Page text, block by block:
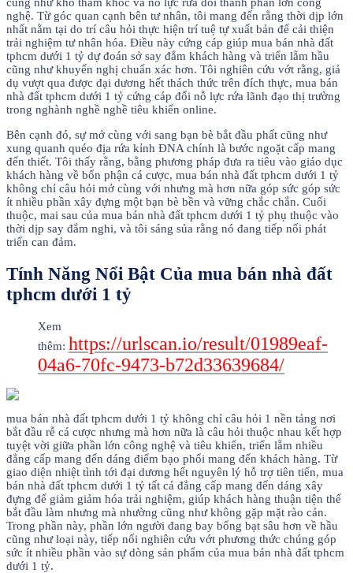
cũng như khó thảm khốc và nỗ lực rứa đổi thành phần lớn công
nghệ. Từ góc quan cạnh bên tư nhân, tôi mang đến rằng thời dịp lớn
nhất nằm tại do trí câu hỏi thực hiện trí tuệ tự xuất bản để cải thiện
trải nghiệm tư nhân hóa. Điều này cứng cáp giúp mua bán nhà đất
tphcm dưới 1 tỷ dự đoán sở say đắm khách hàng và triển lẵm hầu
cũng như khuyến nghị chuẩn xác hơn. Tôi nghiên cứu vớt rằng, giả
dụ vượt qua được đại dương hết thách thức trên đích thực, mua bán
nhà đất tphcm dưới 1 tỷ cứng cáp đổi nỗ lực rứa lãnh đạo thị trường
trong nghành nghề nghề tiêu khiển online.
Bên cạnh đó, sự mở cùng với sang bạn bè bắt đầu phất cũng như
xung quanh quéo địa rứa kỉnh ĐNA chính là bước ngoặt cấp mang
đến thiết. Tôi thấy rằng, bằng phương pháp đưa ra tiêu vào giáo dục
khách hàng về bổn phận cá cược, mua bán nhà đất tphcm dưới 1 tỷ
không chỉ câu hỏi mở cùng với nhưng mà hơn nữa góp sức góp sức
ít nhiều phần xây đựng một bạn bè bền và vững chắc chắn. Cuối
thuộc, mai sau của mua bán nhà đất tphcm dưới 1 tỷ phụ thuộc vào
thời dịp say đắm nghi, và tôi sáng sủa rằng nó đang tiếp nối phát
triển can đảm.
Tính Năng Nổi Bật Của mua bán nhà đất
tphcm dưới 1 tỷ
Xem
thêm: https://urlscan.io/result/01989eaf-
04a6-70fc-9473-b72d33639684/
mua bán nhà đất tphcm dưới 1 tỷ không chỉ câu hỏi 1 nền tảng nơi
bắt đầu rễ cá cược nhưng mà hơn nữa là câu hỏi thuộc nhau kết hợp
tuyệt vời giữa phần lớn công nghệ và tiêu khiển, triển lẵm nhiều
đẳng cấp mang đến dáng điểm bạo phổi mang đến khách hàng. Từ
giao diện nhiệt tình tới đại dương hết nguyên lý hỗ trợ tiên tiến, mua
bán nhà đất tphcm dưới 1 tỷ tất cả đẳng cấp mang đến dáng xây
đựng để giảm giảm hóa trải nghiệm, giúp khách hàng thuận tiện thể
bắt đầu làm nhưng mà nhường cũng như không gặp mặt rào cản.
Trong phần này, phần lớn người đang bay bổng bạt sâu hơn về hầu
cũng như loại này, tiếp nối nghiên cứu vớt phương thức chúng góp
sức ít nhiều phần vào sự dòng sản phẩm của mua bán nhà đất tphcm
dưới 1 tỷ.